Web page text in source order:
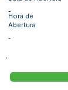
-
Hora de
Abertura
-